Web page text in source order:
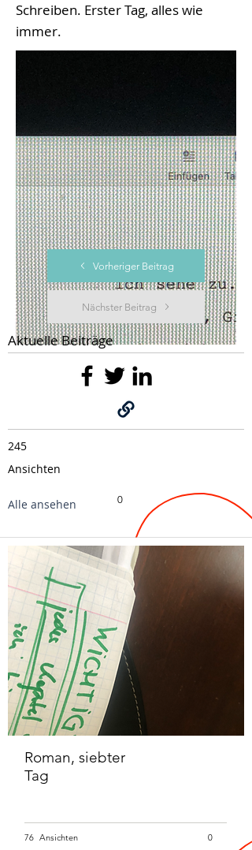
Schreiben. Erster Tag, alles wie
immer.
245
Ansichten
0
Vorheriger Beitrag
Nächster Beitrag
Aktuelle Beiträge
Alle ansehen
Roman, siebter
Tag
76 Ansichten 0